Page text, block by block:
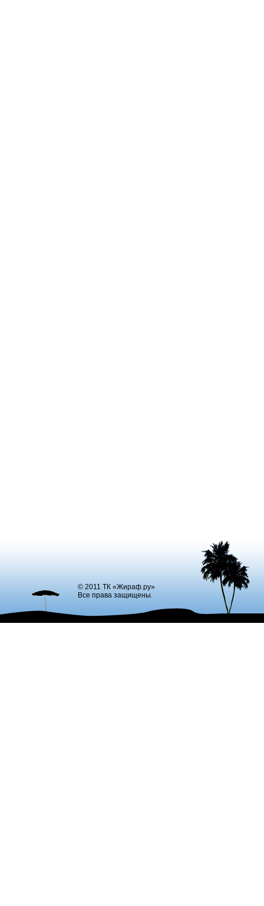
© 2011 ТК «Жираф.ру»
Все права защищены.